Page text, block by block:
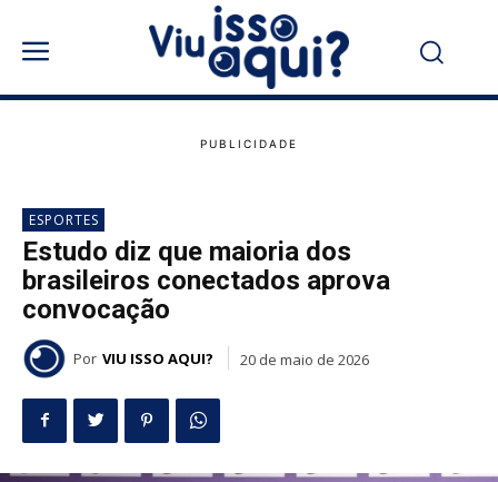
ESPORTES
Estudo diz que maioria dos
brasileiros conectados aprova
convocação
Por VIU ISSO AQUI? 20 de maio de 2026